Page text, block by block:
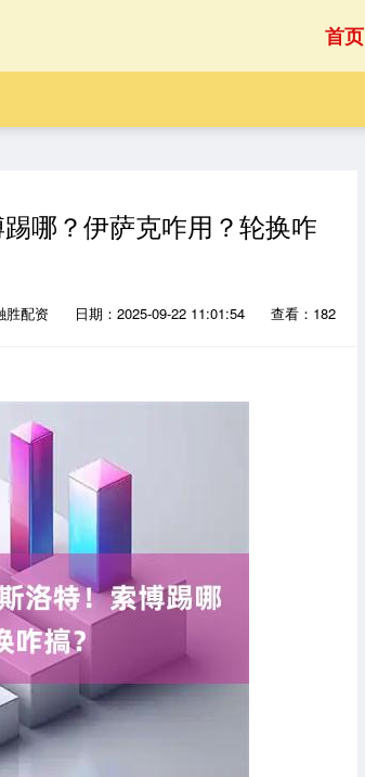
首页
哪？伊萨克咋用？轮换咋
胜配资 日期：2025-09-22 11:01:54 查看：182
沪深300